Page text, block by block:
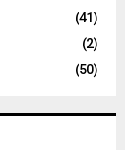
(41)
(2)
(50)